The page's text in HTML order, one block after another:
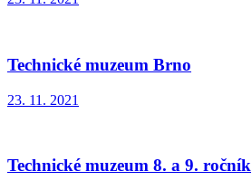
Technické muzeum Brno
23. 11. 2021
Technické muzeum 8. a 9. ročník